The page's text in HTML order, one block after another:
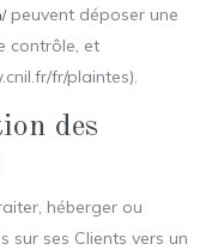
peuvent déposer une
contrôle, et
fr/plaintes).
des
héberger ou
sur ses Clients vers un